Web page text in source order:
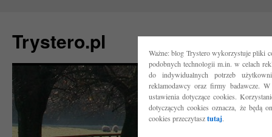
Ważne: blog Trystero wykorzystuje pliki
podobnych technologii m.in. w celach
do indywidualnych potrzeb
reklamodawcy oraz firmy badawcze.
ustawienia dotyczące cookies.
dotyczących cookies oznacza, że będą
cookies przeczytasztutaj.
Trystero.pl